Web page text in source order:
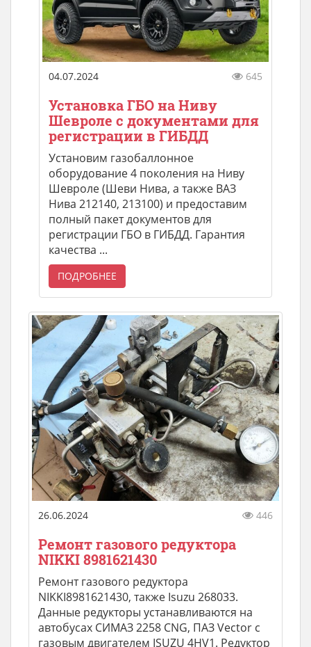
04.07.2024 645
Установка ГБО на Ниву
Шевроле с документами для
регистрации в ГИБДД
Установим газобаллонное
оборудование 4 поколения на Ниву
Шевроле (Шеви Нива, а также ВАЗ
Нива 212140, 213100) и предоставим
полный пакет документов для
регистрации ГБО в ГИБДД. Гарантия
качества ...
ПОДРОБНЕЕ
26.06.2024 446
Ремонт газового редуктора
NIKKI 8981621430
Ремонт газового редуктора
NIKKI8981621430, также Isuzu 268033.
Данные редукторы устанавливаются на
автобусах СИМАЗ 2258 CNG, ПАЗ Vector с
газовым двигателем ISUZU 4HV1. Редуктор